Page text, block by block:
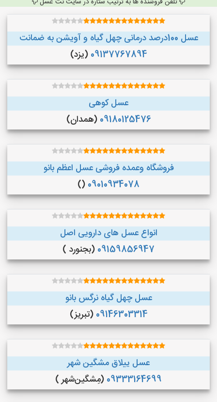
عسل 100درصد درمانی چهل گیاه و آویشن به ضمانت
09137767894 (یزد)
عسل کوهی
09180125476 (همدان)
فروشگاه وعمده فروشی عسل اعظم بانو
09010934078
()
انواع عسل های دارویی اصل
09159856947 (بجنورد )
عسل چهل گیاه نرگس بانو
09146303314 (تبریز)
عسل ییلاق مشگین شهر
09333164699 (مِشگین‌شهر )